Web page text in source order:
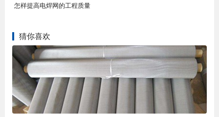
怎样提高电焊网的工程质量
猜你喜欢